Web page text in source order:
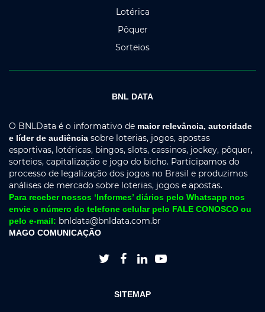
Lotérica
Pôquer
Sorteios
BNL DATA
O BNLData é o informativo de maior relevância, autoridade
e líder de audiência sobre loterias, jogos, apostas
esportivas, lotéricas, bingos, slots, cassinos, jockey, pôquer,
sorteios, capitalização e jogo do bicho. Participamos do
processo de legalização dos jogos no Brasil e produzimos
análises de mercado sobre loterias, jogos e apostas.
Para receber nossos ‘Informes’ diários pelo Whatsapp nos
envie o número do telefone celular pelo FALE CONOSCO ou
pelo e-mail: bnldata@bnldata.com.br
MAGO COMUNICAÇÃO
   
SITEMAP